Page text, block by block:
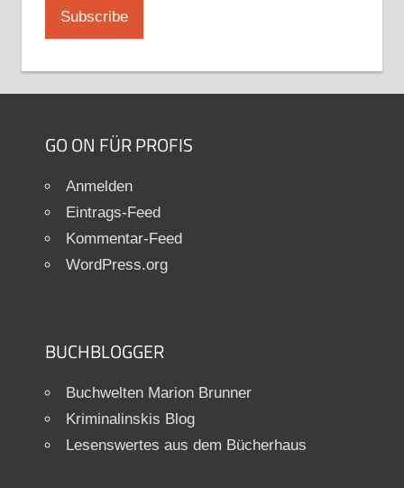
GO ON FÜR PROFIS
Anmelden
Eintrags-Feed
Kommentar-Feed
WordPress.org
BUCHBLOGGER
Buchwelten Marion Brunner
Kriminalinskis Blog
Lesenswertes aus dem Bücherhaus